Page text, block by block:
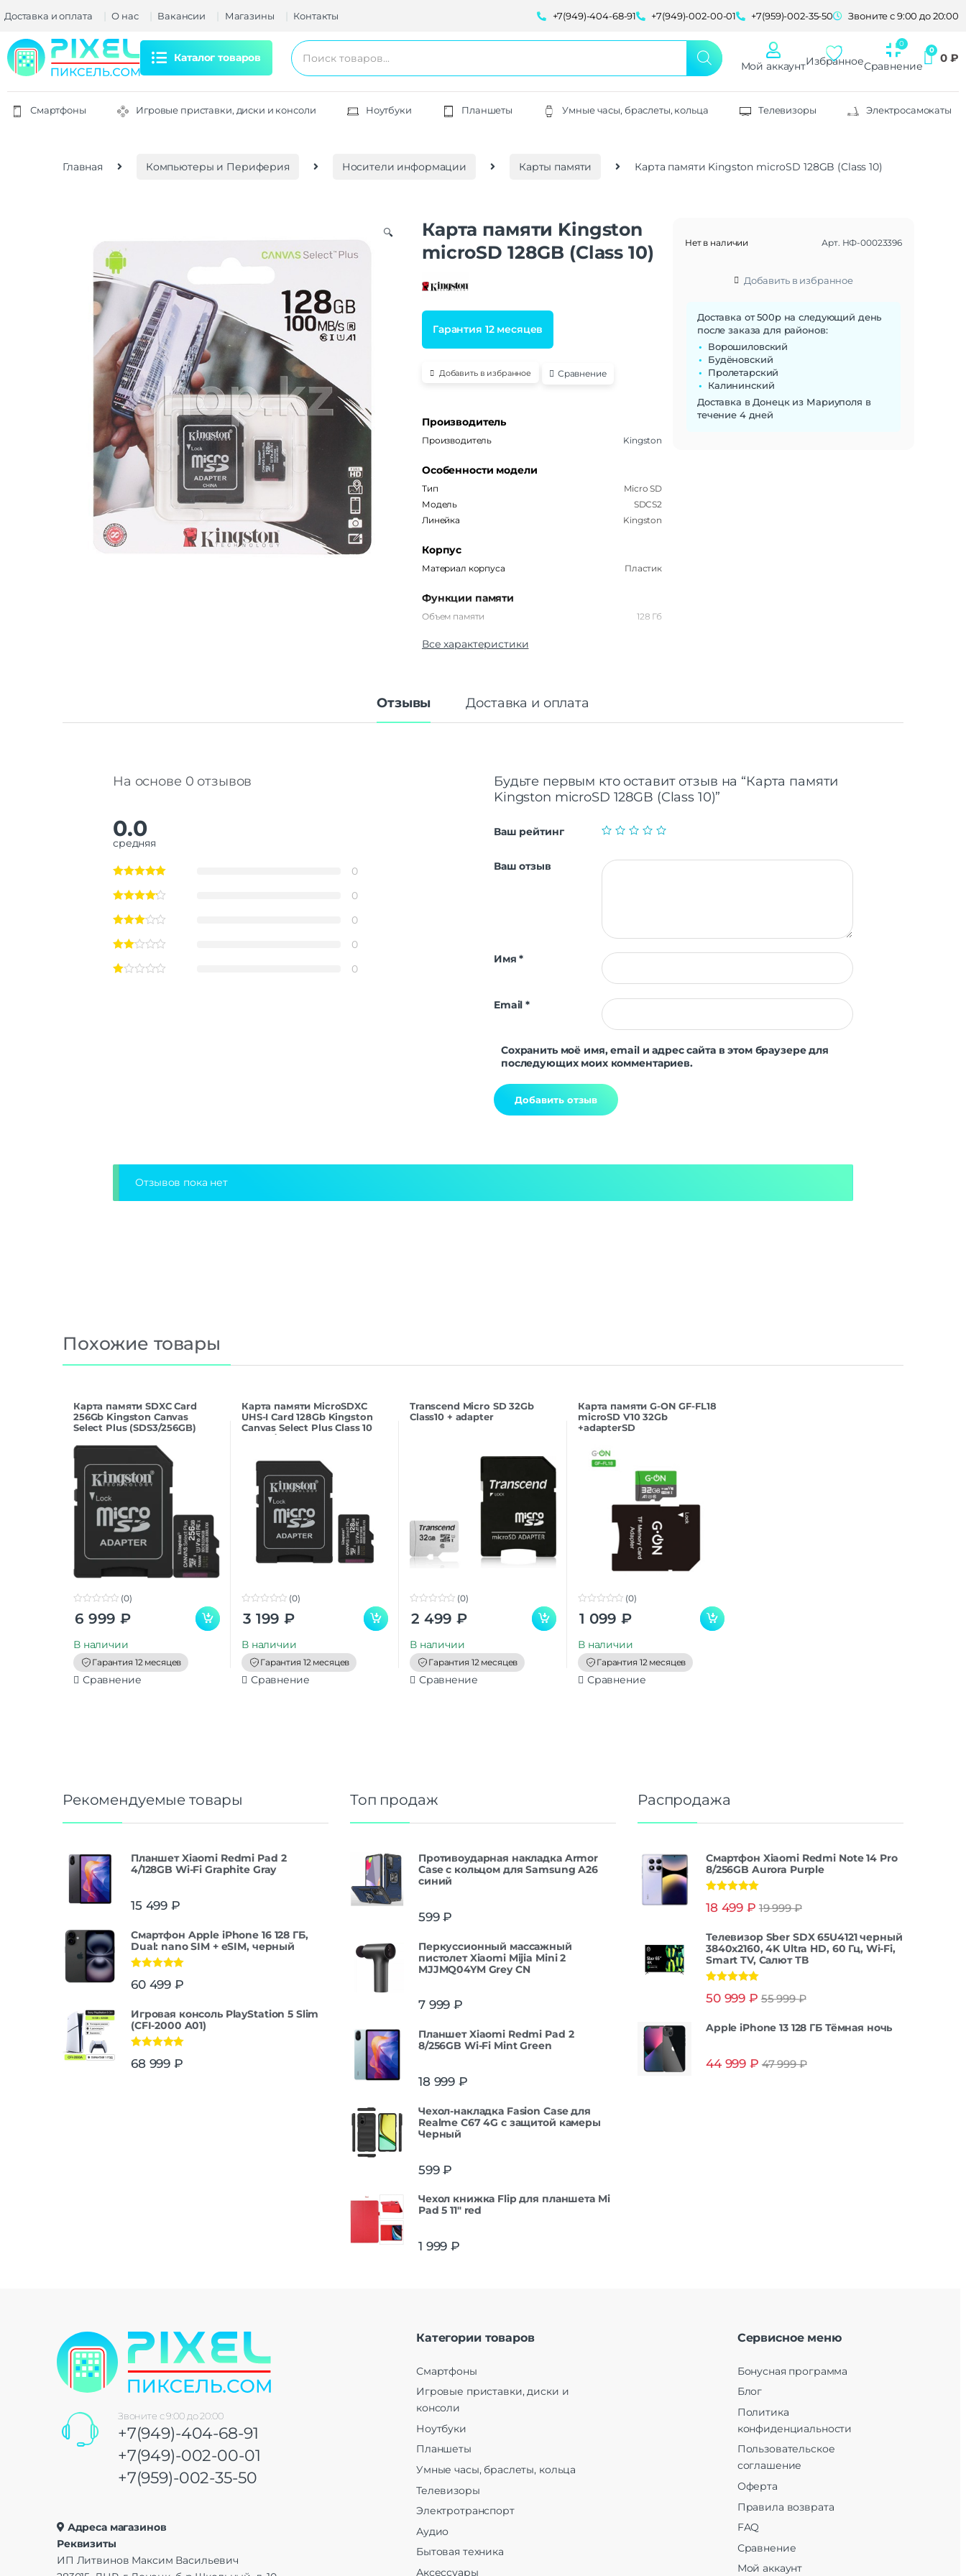
Доставка и оплата О нас Вакансии Магазины Контакты +7(949)-404-68-91 +7(949)-002-00-01 +7(959)-002-35-50 Звоните с 9:00 до 20:00
Каталог товаров
Мой аккаунтИзбранноеСравнение
0 ₽
Смартфоны Игровые приставки, диски и консоли Ноутбуки Планшеты Умные часы, браслеты, кольца Телевизоры Электросамокаты
Главная Компьютеры и Периферия Носители информации Карты памяти Карта памяти Kingston microSD 128GB (Class 10)
🔍
Карта памяти Kingston
microSD 128GB (Class 10)
Гарантия 12 месяцев
Добавить в избранное Сравнение
Производитель
Производитель Kingston
Особенности модели
Тип
Micro SD
Модель
SDCS2
Линейка
Kingston
Корпус
Материал корпуса Пластик
Функции памяти
Объем памяти 128 Гб
Основные характеристики
Макс. рабочая температура
Все характеристики
Нет в наличии Арт. НФ-00023396
Добавить в избранное
Доставка от 500р на следующий день
после заказа для районов:
Ворошиловский
Будёновский
Пролетарский
Калининский
Доставка в Донецк из Мариуполя в
течение 4 дней
Отзывы Доставка и оплата
На основе 0 отзывов
0.0
средняя
0
0
0
0
0
Будьте первым кто оставит отзыв на “Карта памяти
Kingston microSD 128GB (Class 10)”
Ваш рейтинг
Ваш отзыв
Имя*
Email*
Сохранить моё имя, email и адрес сайта в этом браузере для
последующих моих комментариев.
Отзывов пока нет
Похожие товары
Карта памяти SDXC Card
256Gb Kingston Canvas
Select Plus (SDS3/256GB)
o
o
(0)
6 999 ₽
В наличии
Гарантия 12 месяцев
Сравнение
Карта памяти MicroSDXC
UHS-I Card 128Gb Kingston
Canvas Select Plus Class 10
SDCS3/128 (с адаптером)
o
o
(0)
3 199 ₽
В наличии
Гарантия 12 месяцев
Сравнение
Transcend Micro SD 32Gb
Class10 + adapter
o
o
(0)
2 499 ₽
В наличии
Гарантия 12 месяцев
Сравнение
Карта памяти G-ON GF-FL18
microSD V10 32Gb
+adapterSD
o
(0)
1 099 ₽
В наличии
Гарантия 12 месяцев
Сравнение
Рекомендуемые товары
Планшет Xiaomi Redmi Pad 2
4/128GB Wi-Fi Graphite Gray
15 499 ₽
Смартфон Apple iPhone 16 128 ГБ,
Dual: nano SIM + eSIM, черный
из 5
60 499 ₽
Игровая консоль PlayStation 5 Slim
(CFI-2000 A01)
из 5
68 999 ₽
Топ продаж
Противоударная накладка Armor
Case с кольцом для Samsung A26
синий
599₽
Перкуссионный массажный
пистолет Xiaomi Mijia Mini 2
MJJMQ04YM Grey CN
7 999 ₽
Планшет Xiaomi Redmi Pad 2
8/256GB Wi-Fi Mint Green
18 999 ₽
Чехол-накладка Fasion Case для
Realme C67 4G с защитой камеры
Черный
599₽
Чехол книжка Flip для планшета Mi
Pad 5 11" red
1 999 ₽
Распродажа
Смартфон Xiaomi Redmi Note 14 Pro
8/256GB Aurora Purple
из 5
18 499 ₽ 19 999₽
Телевизор Sber SDX 65U4121 черный
3840x2160, 4K Ultra HD, 60 Гц, Wi-Fi,
Smart TV, Салют ТВ
из 5
50 999 ₽ 55 999₽
Apple iPhone 13 128 ГБ Тёмная ночь
44 999 ₽ 47 999₽
Звоните с 9:00 до 20:00
+7(949)-404-68-91
+7(949)-002-00-01
+7(959)-002-35-50
Адреса магазинов
Реквизиты
ИП Литвинов Максим Васильевич
Категории товаров
Смартфоны
Игровые приставки, диски и
консоли
Ноутбуки
Планшеты
Умные часы, браслеты, кольца
Телевизоры
Электротранспорт
Аудио
Бытовая техника
Аксессуары
Сервисное меню
Бонусная программа
Блог
Политика
конфиденциальности
Пользовательское
соглашение
Оферта
Правила возврата
FAQ
Сравнение
Мой аккаунт